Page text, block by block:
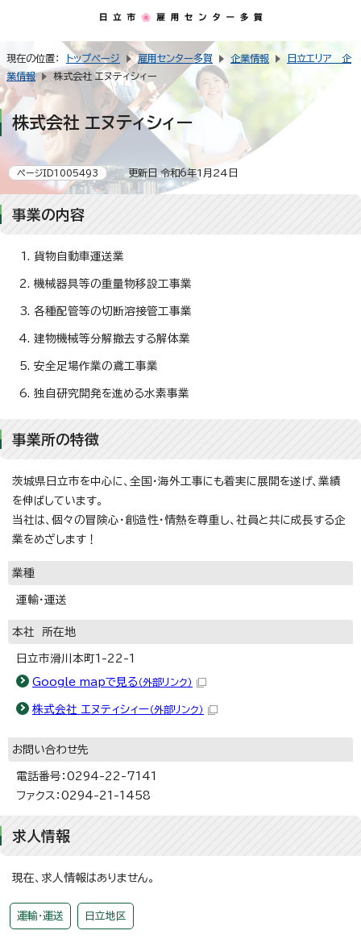
現在の位置： トップページ 雇用センター多賀 企業情報
日立エリア 企
業情報
株式会社 エヌティシィー
株式会社 エヌティシィー
ページID1005493 更新日 令和6年1月24日
事業の内容
貨物自動車運送業
機械器具等の重量物移設工事業
各種配管等の切断溶接管工事業
建物機械等分解撤去する解体業
安全足場作業の鳶工事業
独自研究開発を進める水素事業
事業所の特徴
茨城県日立市を中心に、全国・海外工事にも着実に展開を遂げ、業績
を伸ばしています。
当社は、個々の冒険心・創造性・情熱を尊重し、社員と共に成長する企
業をめざします！
業種
運輸・運送
本社 所在地
日立市滑川本町1-22-1
Google mapで見る （外部リンク）
株式会社 エヌティシィー（外部リンク）
お問い合わせ先
電話番号：0294-22-7141
ファクス：0294-21-1458
求人情報
現在、求人情報はありません。
運輸・運送 日立地区